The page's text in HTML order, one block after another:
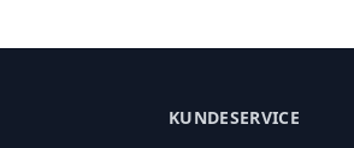
KUNDESERVICE